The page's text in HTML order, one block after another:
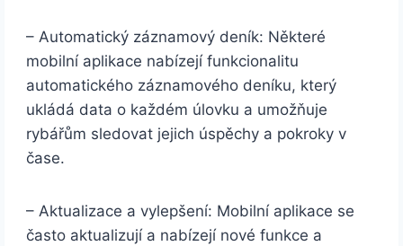
– Automatický záznamový deník: Některé
mobilní aplikace nabízejí funkcionalitu
automatického záznamového deníku, který
ukládá data o každém úlovku a umožňuje
rybářům sledovat jejich úspěchy a pokroky v
čase.
– Aktualizace a vylepšení: Mobilní aplikace se
často aktualizují a nabízejí nové funkce a